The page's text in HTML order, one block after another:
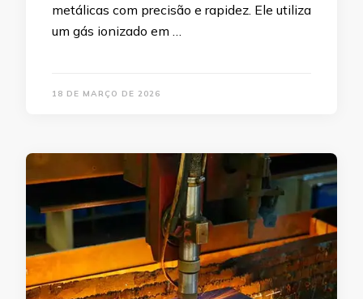
metálicas com precisão e rapidez. Ele utiliza
um gás ionizado em …
18 DE MARÇO DE 2026